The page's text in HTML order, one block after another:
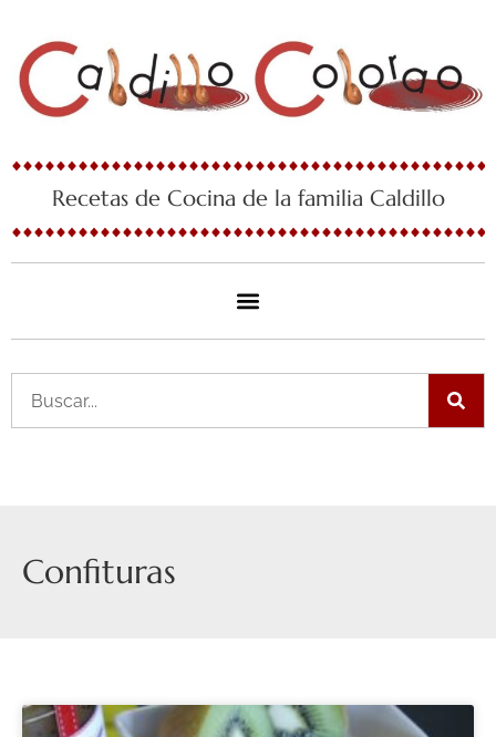
contenido
Recetas de Cocina de la familia Caldillo
Buscar
Confituras